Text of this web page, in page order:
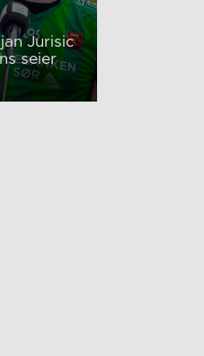
Jurisic
seier